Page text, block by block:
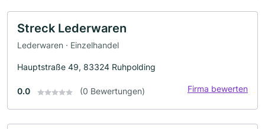
Streck Lederwaren
Lederwaren · Einzelhandel
Hauptstraße 49, 83324 Ruhpolding
0.0 (0 Bewertungen) Firma bewerten